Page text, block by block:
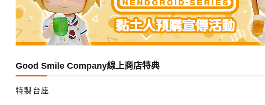
Good Smile Company線上商店特典
特製台座